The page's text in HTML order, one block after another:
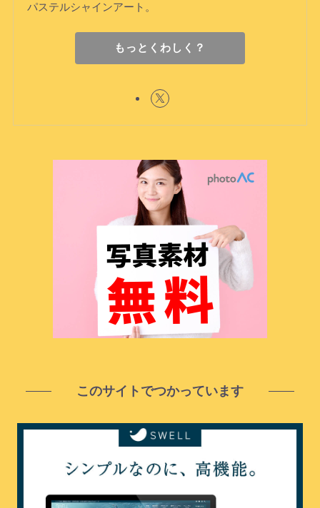
パステルシャインアート。
もっとくわしく？
このサイトでつかっています